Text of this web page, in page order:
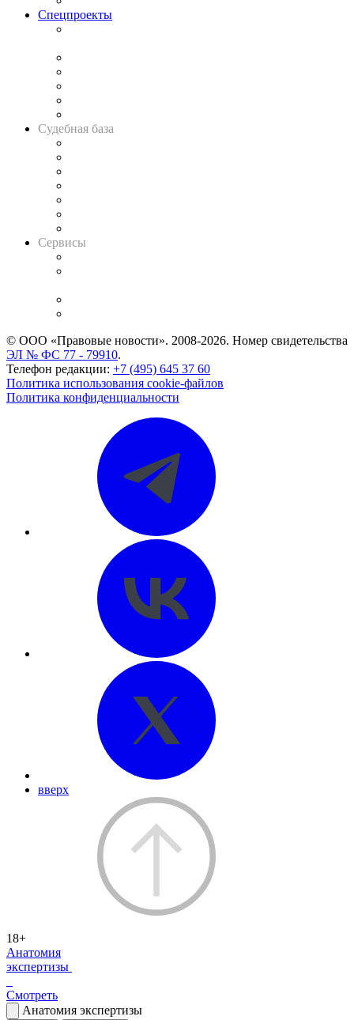
Спецпроекты
Судебная база
Сервисы
© ООО «Правовые новости». 2008-2026. Номер свидетельства
ЭЛ № ФС 77 - 79910.
Телефон редакции: +7 (495) 645 37 60
Политика использования cookie-файлов
Политика конфиденциальности
вверх
18+
Анатомия
экспертизы
Смотреть
Анатомия экспертизы